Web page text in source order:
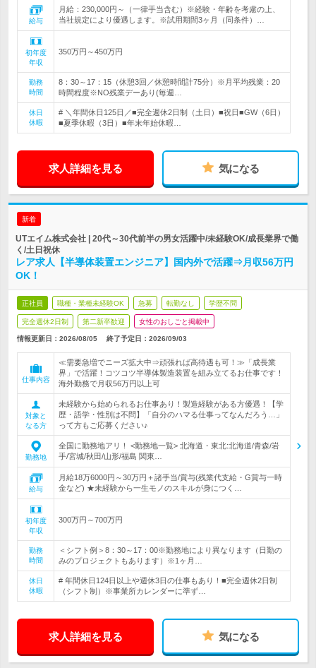
給与
月給：230,000円～（一律手当含む）※経験・年齢を考慮の上、
当社規定により優遇します。※試用期間3ヶ月（同条件）…
初年度
年収
350万円～450万円
勤務
時間
8：30～17：15（休憩3回／休憩時間計75分）※月平均残業：20
時間程度※NO残業デーあり(毎週…
休日
休暇
# ＼年間休日125日／■完全週休2日制（土日）■祝日■GW（6日）
■夏季休暇（3日）■年末年始休暇…
求人詳細を見る 気になる
新着
UTエイム株式会社 | 20代～30代前半の男女活躍中/未経験OK/成長業界で働
く/土日祝休
レア求人【半導体装置エンジニア】国内外で活躍⇒月収56万円
OK！
正社員 職種・業種未経験OK 急募 転勤なし 学歴不問
完全週休2日制 第二新卒歓迎 女性のおしごと掲載中
情報更新日：2026/08/05 終了予定日： 2026/09/03
仕事内容
≪需要急増でニーズ拡大中⇒頑張れば高待遇も可！≫「成長業
界」で活躍！コツコツ半導体製造装置を組み立てるお仕事です！
海外勤務で月収56万円以上可
対象と
なる方
未経験から始められるお仕事あり！製造経験がある方優遇！【学
歴・語学・性別は不問】「自分のハマる仕事ってなんだろう…」
って方もご応募ください♪
勤務地
全国に勤務地アリ！ <勤務地一覧> 北海道・東北:北海道/青森/岩
手/宮城/秋田/山形/福島 関東…
給与
月給18万6000円～30万円＋諸手当/賞与(残業代支給・G賞与一時
金など) ★未経験から一生モノのスキルが身につく…
初年度
年収
300万円～700万円
勤務
時間
＜シフト例＞8：30～17：00※勤務地により異なります（日勤の
みのプロジェクトもあります）※1ヶ月…
休日
休暇
# 年間休日124日以上や週休3日の仕事もあり！■完全週休2日制
（シフト制）※事業所カレンダーに準ず…
求人詳細を見る 気になる